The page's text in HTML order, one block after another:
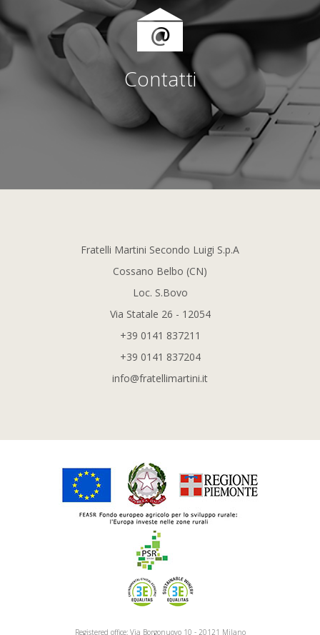
Contatti
Fratelli Martini Secondo Luigi S.p.A
Cossano Belbo (CN)
Loc. S.Bovo
Via Statale 26 - 12054
+39 0141 837211
+39 0141 837204
info@fratellimartini.it
Registered office: Via Borgonuovo 10 - 20121 Milano